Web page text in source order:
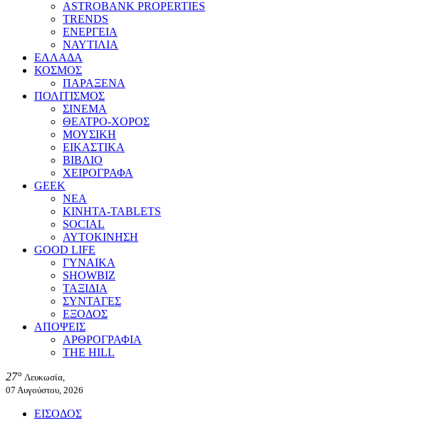
ASTROBANK PROPERTIES
TRENDS
ΕΝΕΡΓΕΙΑ
ΝΑΥΤΙΛΙΑ
ΕΛΛΑΔΑ
ΚΟΣΜΟΣ
ΠΑΡΑΞΕΝΑ
ΠΟΛΙΤΙΣΜΟΣ
ΣΙΝΕΜΑ
ΘΕΑΤΡΟ-ΧΟΡΟΣ
ΜΟΥΣΙΚΗ
ΕΙΚΑΣΤΙΚΑ
ΒΙΒΛΙΟ
ΧΕΙΡΟΓΡΑΦΑ
GEEK
ΝΕΑ
ΚΙΝΗΤΑ-TABLETS
SOCIAL
ΑΥΤΟΚΙΝΗΣΗ
GOOD LIFE
ΓΥΝΑΙΚΑ
SHOWBIZ
ΤΑΞΙΔΙΑ
ΣΥΝΤΑΓΕΣ
ΕΞΟΔΟΣ
ΑΠΟΨΕΙΣ
ΑΡΘΡΟΓΡΑΦΙΑ
THE HILL
27° Λευκωσία,
07 Αυγούστου, 2026
ΕΙΣΟΔΟΣ